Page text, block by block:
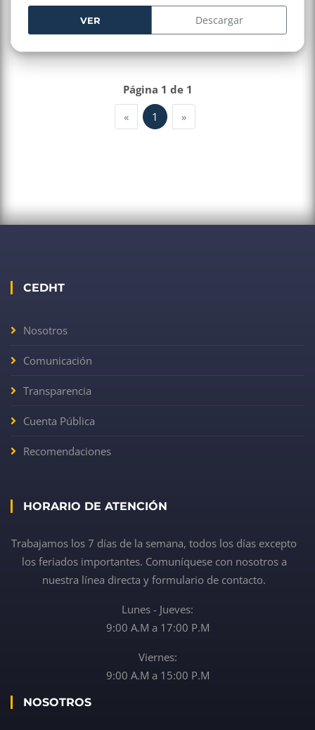
VER Descargar
Página 1 de 1
«
1 »
CEDHT
Nosotros
Comunicación
Transparencia
Cuenta Pública
Recomendaciones
HORARIO DE ATENCIÓN
Trabajamos los 7 días de la semana, todos los días excepto
los feriados importantes. Comuníquese con nosotros a
nuestra línea directa y formulario de contacto.
Lunes - Jueves:
9:00 A.M a 17:00 P.M
Viernes:
9:00 A.M a 15:00 P.M
NOSOTROS